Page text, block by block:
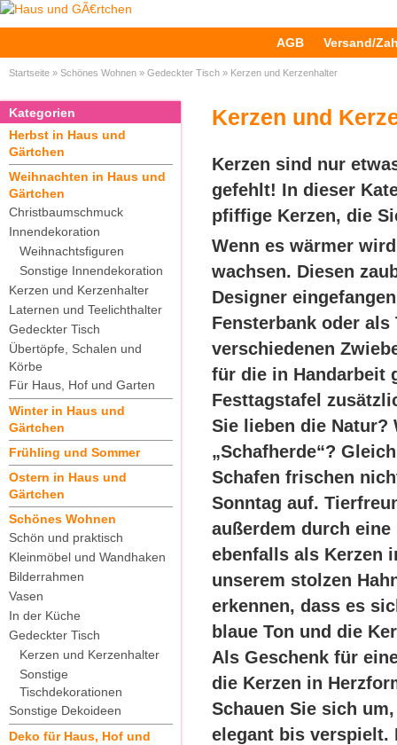
AGB Versand/
Startseite » Schönes Wohnen » Gedeckter Tisch » Kerzen und Kerzenhalter
Kerzen und
Kerzen sind nur
gefehlt! In dieser
pfiffige Kerzen, die
Wenn es wärmer
wachsen. Diesen
Designer
Fensterbank oder
verschiedenen
für die in Handarbeit
Festtagstafel
Sie lieben die Natur?
„Schafherde“?
Schafen frischen
Sonntag auf.
außerdem durch
ebenfalls als Kerzen
unserem stolzen
erkennen, dass es
blaue Ton und die
Als Geschenk für
die Kerzen in
Schauen Sie sich
elegant bis verspielt.
Kategorien
Herbst in Haus und
Gärtchen
Weihnachten in Haus und
Gärtchen
Christbaumschmuck
Innendekoration
Weihnachtsfiguren
Sonstige Innendekoration
Kerzen und Kerzenhalter
Laternen und Teelichthalter
Gedeckter Tisch
Übertöpfe, Schalen und
Körbe
Für Haus, Hof und Garten
Winter in Haus und
Gärtchen
Frühling und Sommer
Ostern in Haus und
Gärtchen
Schönes Wohnen
Schön und praktisch
Kleinmöbel und Wandhaken
Bilderrahmen
Vasen
In der Küche
Gedeckter Tisch
Kerzen und Kerzenhalter
Sonstige
Tischdekorationen
Sonstige Dekoideen
Deko für Haus, Hof und